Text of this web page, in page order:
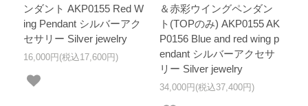
ンダント AKP0155 Red W
ing Pendant シルバーアク
セサリー Silver jewelry
16,000円(税込17,600円)
＆赤彩ウイングペンダン
ト(TOPのみ) AKP0155 AK
P0156 Blue and red wing p
endant シルバーアクセサ
リー Silver jewelry
34,000円(税込37,400円)